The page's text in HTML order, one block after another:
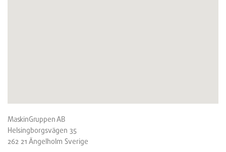
MaskinGruppen AB
Helsingborgsvägen 35
262 21 Ängelholm Sverige